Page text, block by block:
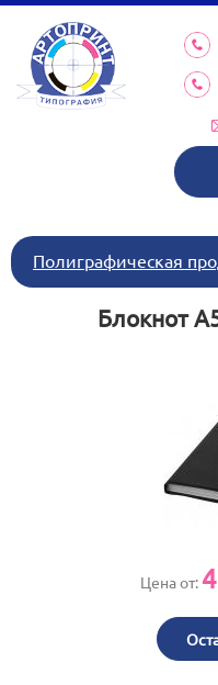
О КОМПАНИИ
УСЛУГИ
КАТАЛОГ
ТРЕБОВАНИЯ К
НОВОСТИ
ИНВЕСТИЦИИ
КОНТАКТЫ
пн-пт
print@artoprint.ru
Полиграфическая
Блокнот
Цена от: